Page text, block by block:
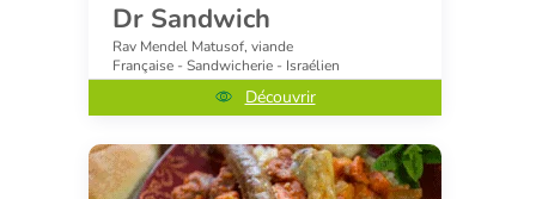
Dr Sandwich
Rav Mendel Matusof, viande
Française - Sandwicherie - Israélien
Découvrir